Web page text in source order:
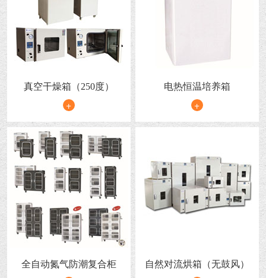
真空干燥箱（250度）
+
电热恒温培养箱
+
全自动氮气防潮复合柜 自然对流烘箱（无鼓风）